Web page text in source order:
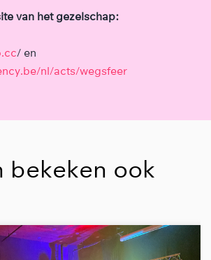
van het gezelschap:
/ en
nl/acts/wegsfeer
bekeken ook